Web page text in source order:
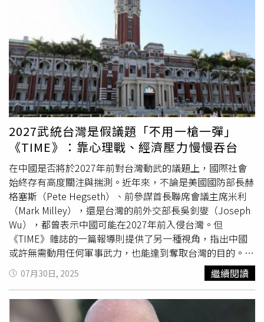
2025年，美國行政部門向國會通報的FMS總額超過280億美
元，約合新台幣8372億元。除了傳統的FMS管道，2021至
2023年間的第117屆美國國會還通過《台灣增強韌性法案》
（Taiwan Enhanced Resilience Act），提供美國政府更多
對台軍援的工具。這項法案首次允許動用「總統撥款權」
（Presidential Drawdown Authority，PDA）直接從美國國
防部庫存提供台灣軍備與服務，以改善FMS交付速度過慢的
問題。自法案實施以來，美國行政部門已宣布3筆對台PDA
軍援計畫，總額達15億美元。此外，《台灣增強韌性法》也
首次讓台灣納入「外國軍事融資」（Foreign Military
Financing，FMF）體系，使台灣可透過貸款或補助方式購買
美製武器。美國國會也據此撥款，進一步強化對台軍事援助
的資源基礎。在雙邊安全合作方面，報告特別點出台灣加入
IMET計畫的重要性。這項計畫使台灣軍官得以與來自其他
美國盟國的軍人一同在美受訓，增進國際軍事交流與合作。
前美國國務院政軍局副助理國務卿芮斯尼克（Mira
Resnick）曾向國會表示，台灣參與IMET可在美國整體國防
教育體系中享有大幅折扣，估計每年可為台灣節省數百萬美
元，進而讓這些資金重新分配至其他國防開支項目。長期研
究台灣與兩岸情勢的美國學者善學（Thomas Shattuck）也
撰文指出，透過IMET計畫，台灣軍官能與多國軍人一同接
受訓練，深化跨國合作經驗。報告還觀察到，台灣正逐步強
2027武統台灣是假議題「不用一槍一彈」
《TIME》：靠心理戰、經濟壓力慢慢吞台
在中國是否將於2027年前對台灣動武的議題上，國際社會
始終存有高度關注與揣測。近年來，不論是美國國防部長赫
格塞斯（Pete Hegseth）、前參謀首長聯席會議主席米利
（Mark Milley），還是台灣的前外交部長吳釗燮（Joseph
Wu），都曾表示中國可能在2027年前入侵台灣。但
《TIME》雜誌的一篇報導則提供了另一種視角，指出中國
或許無需動用任何軍事武力，也能達到奪取台灣的目的。根
據《TIME》報導，他們觀察到，目前局勢的複雜程度早已
超越傳統「入侵」一詞所能涵蓋。中國確實擁有新型登陸艦
艇，也可能仿效2022年時針對時任美國眾議院議長裴洛西
（Nancy Pelosi）訪台後展開的封鎖演練，但真正的風險來
07月30日, 2025 繼續閱讀